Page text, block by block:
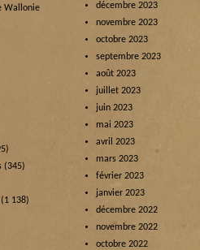
Wallonie
(345)
(1 138)
décembre 2023
novembre 2023
octobre 2023
septembre 2023
août 2023
juillet 2023
juin 2023
mai 2023
avril 2023
mars 2023
février 2023
janvier 2023
décembre 2022
novembre 2022
octobre 2022